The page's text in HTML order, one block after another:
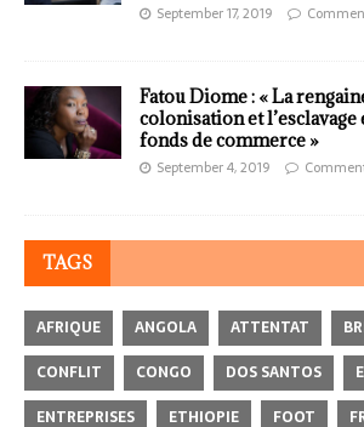
September 17, 2019
Fatou Diome : « La
colonisation et l’esclavage
fonds de commerce »
September 4, 2019
TAGS
AFRIQUE ANGOLA ATTENTAT
CONFLIT
CONGO DOS SANTOS
ENTREPRISES
ETHIOPIE FOOT